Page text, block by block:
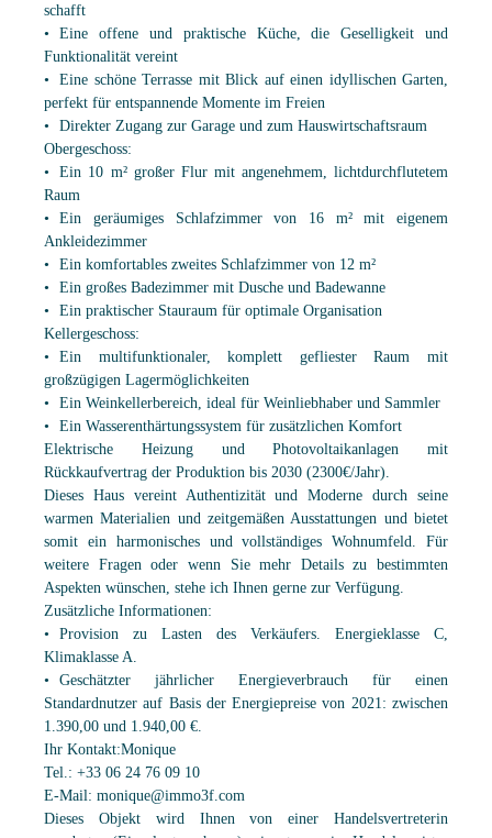
schafft
Eine offene und praktische Küche, die Geselligkeit und
Funktionalität vereint
Eine schöne Terrasse mit Blick auf einen idyllischen Garten,
perfekt für entspannende Momente im Freien
Direkter Zugang zur Garage und zum Hauswirtschaftsraum
Obergeschoss:
Ein 10 m² großer Flur mit angenehmem, lichtdurchflutetem
Raum
Ein geräumiges Schlafzimmer von 16 m² mit eigenem
Ankleidezimmer
Ein komfortables zweites Schlafzimmer von 12 m²
Ein großes Badezimmer mit Dusche und Badewanne
Ein praktischer Stauraum für optimale Organisation
Kellergeschoss:
Ein multifunktionaler, komplett gefliester Raum mit
großzügigen Lagermöglichkeiten
Ein Weinkellerbereich, ideal für Weinliebhaber und Sammler
Ein Wasserenthärtungssystem für zusätzlichen Komfort
Elektrische Heizung und Photovoltaikanlagen mit
Rückkaufvertrag der Produktion bis 2030 (2300€/Jahr).
Dieses Haus vereint Authentizität und Moderne durch seine
warmen Materialien und zeitgemäßen Ausstattungen und bietet
somit ein harmonisches und vollständiges Wohnumfeld. Für
weitere Fragen oder wenn Sie mehr Details zu bestimmten
Aspekten wünschen, stehe ich Ihnen gerne zur Verfügung.
Zusätzliche Informationen:
Provision zu Lasten des Verkäufers. Energieklasse C,
Klimaklasse A.
Geschätzter jährlicher Energieverbrauch für einen
Standardnutzer auf Basis der Energiepreise von 2021: zwischen
1.390,00 und 1.940,00 €.
Ihr Kontakt:Monique
Tel.: +33 06 24 76 09 10
E-Mail: monique@immo3f.com
Dieses Objekt wird Ihnen von einer Handelsvertreterin